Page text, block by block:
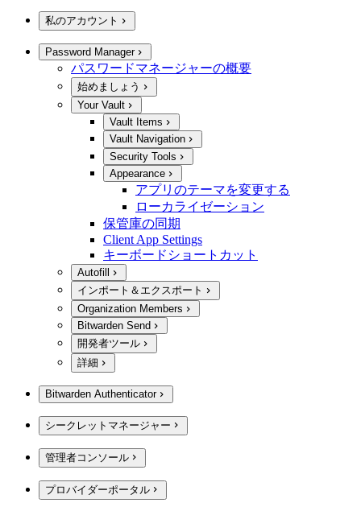
私のアカウント
Password Manager
パスワードマネージャーの概要
始めましょう
Your Vault
Vault Items
Vault Navigation
Security Tools
Appearance
アプリのテーマを変更する
ローカライゼーション
保管庫の同期
Client App Settings
キーボードショートカット
Autofill
インポート＆エクスポート
Organization Members
Bitwarden Send
開発者ツール
詳細
Bitwarden Authenticator
シークレットマネージャー
管理者コンソール
プロバイダーポータル